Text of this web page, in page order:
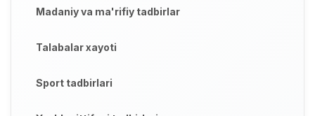
Madaniy va ma'rifiy tadbirlar
Talabalar xayoti
Sport tadbirlari